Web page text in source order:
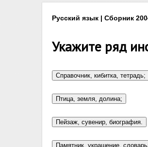
Русский язык | Сборник
Укажите ряд